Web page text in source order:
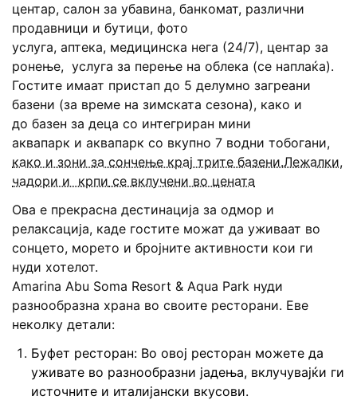
центар, салон за убавина, банкомат, различни
продавници и бутици, фото
услуга, аптека, медицинска нега (24/7), центар за
ронење, услуга за перење на облека (се наплаќа).
Гостите имаат пристап до 5 делумно загреани
базени (за време на зимската сезона), како и
до базен за деца со интегриран мини
аквапарк и аквапарк со вкупно 7 водни тобогани,
како и зони за сончење крај трите базени.Лежалки,
чадори и крпи се вклучени во цената
Ова е прекрасна дестинација за одмор и
релаксација, каде гостите можат да уживаат во
сонцето, морето и бројните активности кои ги
нуди хотелот.
Amarina Abu Soma Resort & Aqua Park нуди
разнообразна храна во своите ресторани. Еве
неколку детали:
Буфет ресторан: Во овој ресторан можете да
уживате во разнообразни јадења, вклучувајќи ги
источните и италијански вкусови.